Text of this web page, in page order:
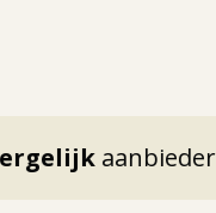
aanbiederskrijg